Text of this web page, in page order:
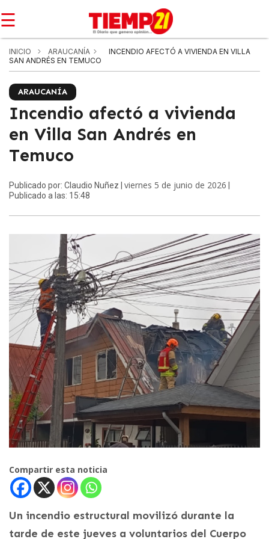
☰
INICIO ARAUCANÍA
INCENDIO AFECTÓ A VIVIENDA EN VILLA
SAN ANDRÉS EN TEMUCO
ARAUCANÍA
Incendio afectó a vivienda
en Villa San Andrés en
Temuco
Publicado por: Claudio Nuñez | viernes 5 de junio de 2026
Publicado a las: 15:48
Compartir esta noticia
Un incendio estructural movilizó durante la
tarde de este jueves a voluntarios del Cuerpo